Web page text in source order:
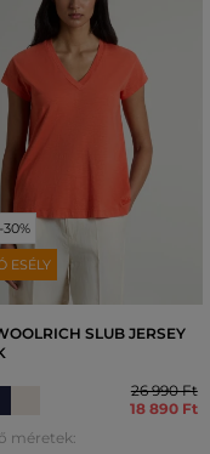
ESÉLY
SLUB JERSEY
26 990 Ft
18 890 Ft
méretek: